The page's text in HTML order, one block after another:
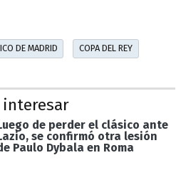
DE MADRID COPA DEL REY
interesar
de perder el clásico ante
se confirmó otra lesión
Paulo Dybala en Roma